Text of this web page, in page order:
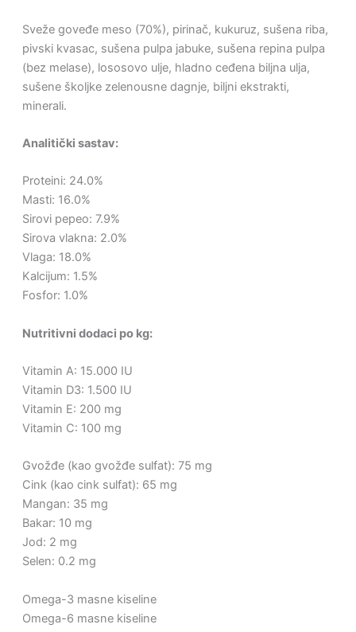
Sveže goveđe meso (70%), pirinač, kukuruz, sušena riba,
pivski kvasac, sušena pulpa jabuke, sušena repina pulpa
(bez melase), lososovo ulje, hladno ceđena biljna ulja,
sušene školjke zelenousne dagnje, biljni ekstrakti,
minerali.
Analitički sastav:
Proteini: 24.0%
Masti: 16.0%
Sirovi pepeo: 7.9%
Sirova vlakna: 2.0%
Vlaga: 18.0%
Kalcijum: 1.5%
Fosfor: 1.0%
Nutritivni dodaci po kg:
Vitamin A: 15.000 IU
Vitamin D3: 1.500 IU
Vitamin E: 200 mg
Vitamin C: 100 mg
Gvožđe (kao gvožđe sulfat): 75 mg
Cink (kao cink sulfat): 65 mg
Mangan: 35 mg
Bakar: 10 mg
Jod: 2 mg
Selen: 0.2 mg
Omega-3 masne kiseline
Omega-6 masne kiseline